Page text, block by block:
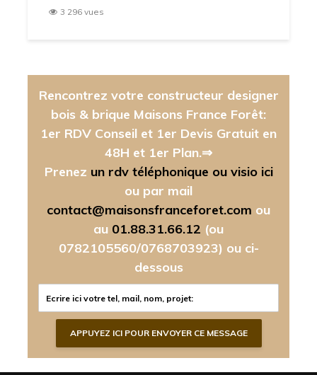
3 296 vues
Rencontrez votre constructeur designer
bois & brique Maisons France Forêt:
1er RDV Conseil et 1er Devis Gratuit en
48H et 1er Plan.⇒
Prenez un rdv téléphonique ou visio ici
ou par mail
contact@maisonsfranceforet.com ou
au 01.88.31.66.12 (ou
0782105560/0768703923) ou ci-
dessous